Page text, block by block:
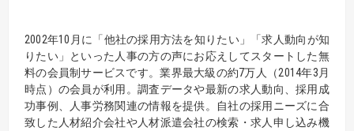
2002年10月に「他社の採用方法を知りたい」「求人動向が知
りたい」といった人事の方の声にお応えしてスタートした無
料の会員制サービスです。業界最大級の約7万人（2014年3月
時点）の会員が利用。調査データや最新の求人動向、採用成
功事例、人事労務関連の情報を提供。自社の採用ニーズに合
致した人材紹介会社や人材派遣会社の検索・求人申し込み機